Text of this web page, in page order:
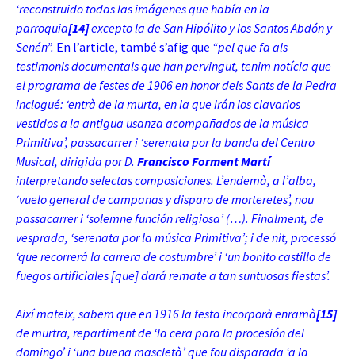
‘reconstruido todas las imágenes que había en la
parroquia[14]excepto la de San Hipólito y los Santos Abdón y
Senén”. En l’article, també s’afig que “pel que fa als
testimonis documentals que han pervingut, tenim notícia que
el programa de festes de 1906 en honor dels Sants de la Pedra
inclogué: ‘entrà de la murta, en la que irán los clavarios
vestidos a la antigua usanza acompañados de la música
Primitiva’, passacarrer i ‘serenata por la banda del Centro
Musical, dirigida por D. Francisco Forment Martí
interpretando selectas composiciones. L’endemà, a l’alba,
‘vuelo general de campanas y disparo de morteretes’, nou
passacarrer i ‘solemne función religiosa’ (…). Finalment, de
vesprada, ‘serenata por la música Primitiva’; i de nit, processó
‘que recorrerá la carrera de costumbre’ i ‘un bonito castillo de
fuegosartificiales [que] dará remate a tan suntuosas fiestas’.
Així mateix, sabem que en 1916 la festa incorporà enramà[15]
de murtra, repartiment de ‘la cera para la procesión del
domingo’ i ‘una buena mascletà’ que fou disparada ‘a la